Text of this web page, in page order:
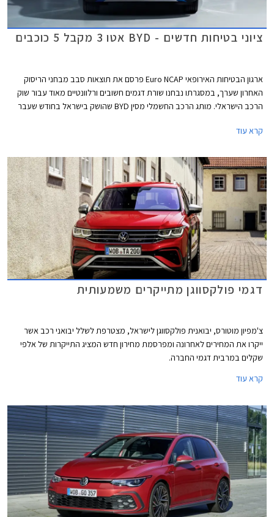
ציוני בטיחות חדשים - BYD אטו 3 מקבל 5 כוכבים
ארגון הבטיחות האירופאי Euro NCAP פרסם את תוצאות סבב מבחני הריסוק
האחרון שערך, במסגרתו נבחנו שורת דגמים חשובים ורלוונטיים מאוד עבור שוק
הרכב הישראלי. מותג הרכב החשמלי מסין BYD שהושק בישראל בחודש שעבר
קרא עוד
דגמי פולקסווגן מתייקרים משמעותית
צ'מפיון מוטורס, יבואנית פולקסווגן לישראל, מצטרפת לשלל יבואני רכב אשר
ייקרו את המחירים לאחרונה ומפרסמת מחירון חדש המציג התייקרות של אלפי
שקלים במרבית דגמי החברה.
קרא עוד